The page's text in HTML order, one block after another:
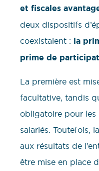
et fiscales
deux dispositifs
coexistaient : la
prime de
La première est
facultative, tandis
obligatoire pour les
salariés. Toutefois,
aux résultats de
être mise en place